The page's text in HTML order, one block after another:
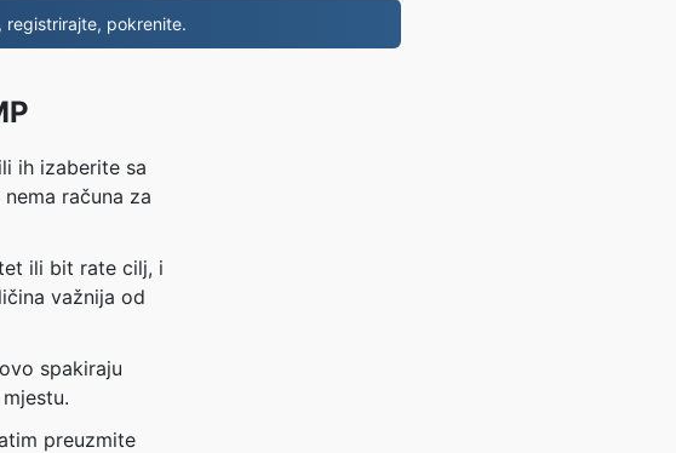
registrirajte, pokrenite.
ih izaberite sa
računa za
ili bit rate cilj, i
važnija od
spakiraju
preuzmite